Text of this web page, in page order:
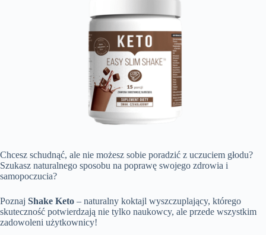
Chcesz schudnąć, ale nie możesz sobie poradzić z uczuciem głodu?
Szukasz naturalnego sposobu na poprawę swojego zdrowia i
samopoczucia?
Poznaj Shake Keto – naturalny koktajl wyszczuplający, którego
skuteczność potwierdzają nie tylko naukowcy, ale przede wszystkim
zadowoleni użytkownicy!